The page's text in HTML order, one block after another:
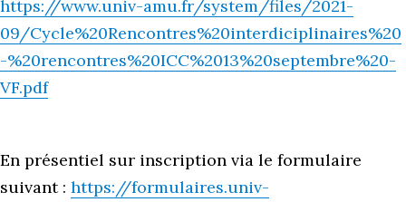
https://www.univ-amu.fr/system/files/2021-
09/Cycle%20Rencontres%20interdiciplinaires%20
-%20rencontres%20ICC%2013%20septembre%20-
VF.pdf
En présentiel sur inscription via le formulaire
suivant : https://formulaires.univ-